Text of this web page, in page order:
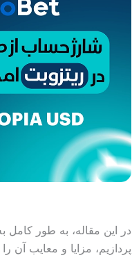
در این مقاله، به طور کامل
پردازیم، مزایا و معایب آن